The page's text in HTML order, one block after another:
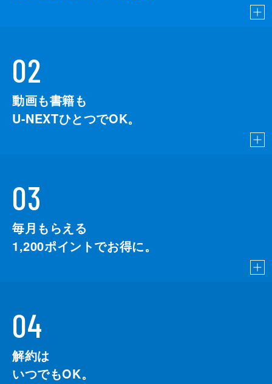
02
動画も書籍も
U-NEXTひとつでOK。
03
毎月もらえる
1,200ポイントでお得に。
04
解約は
いつでもOK。